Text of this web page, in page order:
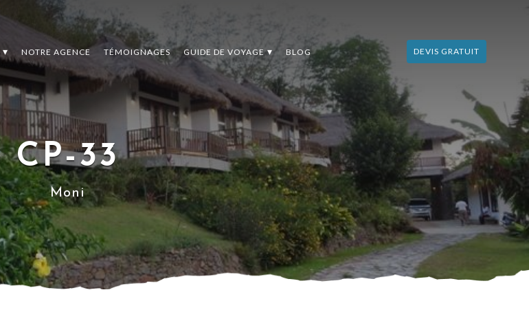
NOTRE AGENCE TÉMOIGNAGES GUIDE DE VOYAGE BLOG DEVIS GRATUIT
CP-33
Moni